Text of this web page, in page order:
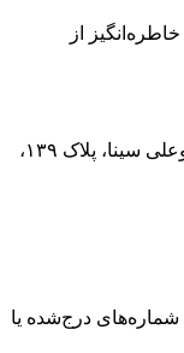
از
کرج، بلوار مطهری، نبش خیابان ابوعلی سینا، پلاک ۱۳۹،
شماره‌های درج‌شده یا